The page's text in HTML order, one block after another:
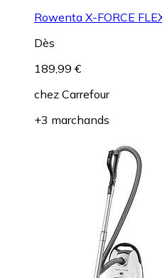
Rowenta X-FORCE
Dès
189,99 €
chez Carrefour
+3 marchands